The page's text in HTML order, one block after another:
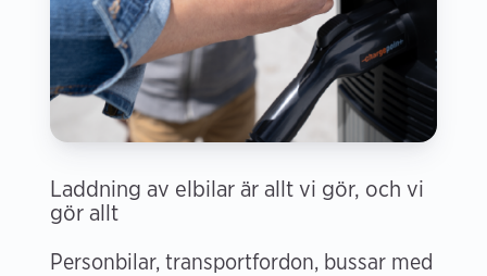
Laddning av elbilar är allt vi gör, och vi
gör allt
Personbilar, transportfordon, bussar med